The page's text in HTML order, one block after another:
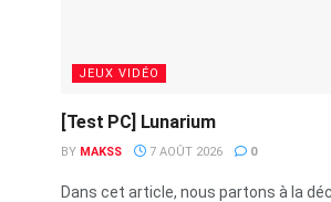
JEUX VIDÉO
[Test PC] Lunarium
BY MAKSS 7 AOÛT 2026 0
Dans cet article, nous partons à la